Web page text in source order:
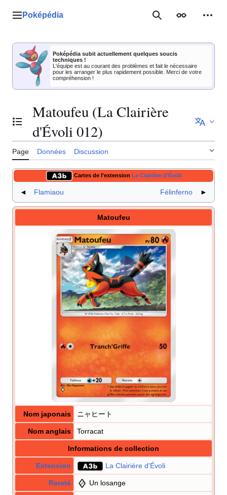
Menu principal
Poképédia RechercherApparence
Poképédia subit actuellement quelques soucis
techniques !
L'équipe est au courant des problèmes et fait le nécessaire
pour les arranger le plus rapidement possible. Merci de votre
compréhension !
Basculer la table des matières
Matoufeu (La Clairière
d'Évoli 012)
Page Données Discussion
Cartes de l'extension La Clairière d'Évoli
◄ Flamiaou Félinferno ►
Matoufeu
Nom japonais ニャヒート
Nom anglais Torracat
Informations de collection
Extension La Clairière d'Évoli
Rareté Un losange